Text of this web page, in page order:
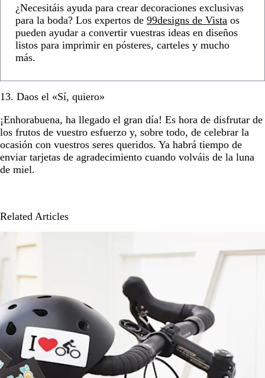
¿Necesitáis ayuda para crear decoraciones exclusivas
para la boda? Los expertos de 99designs de Vista os
pueden ayudar a convertir vuestras ideas en diseños
listos para imprimir en pósteres, carteles y mucho
más.
13. Daos el «Sí, quiero»
¡Enhorabuena, ha llegado el gran día! Es hora de disfrutar de
los frutos de vuestro esfuerzo y, sobre todo, de celebrar la
ocasión con vuestros seres queridos. Ya habrá tiempo de
enviar tarjetas de agradecimiento cuando volváis de la luna
de miel.
Related Articles